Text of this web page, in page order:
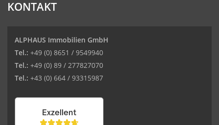
KONTAKT
ALPHAUS Immobilien GmbH
Tel.: +49 (0) 8651 / 9549940
Tel.: +49 (0) 89 / 277827070
Tel.: +43 (0) 664 / 93315987